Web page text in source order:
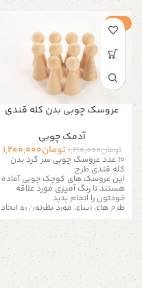
-1%
عروسک چوبی بدن کله قندی
آدمک چوبی
تومان1,210,000تومان1,200,000
10 عدد عروسک چوبی سر گرد بدن
کله قندی طرح
این عروسک های کوچک چوبی آماده
هستند تا رنگ آمیزی مورد علاقه
خودتون را انجام بدید
طرح های زیبای مورد نظرتون رو ایجاد
کنید از خلاقیتتون کمک بگیرید
طرح رنگی مخصوص به خودتون رو
ایجاد کنید این مجموعه ب
10 عروسک
محصول : عروسک چوبی
جنس : چوب ساده روشناندازه : طول
8 سانتی متر عرض ۳ الی ۴ سانتی
متر رنگ : همرنگ چوب بدن لایه نیم